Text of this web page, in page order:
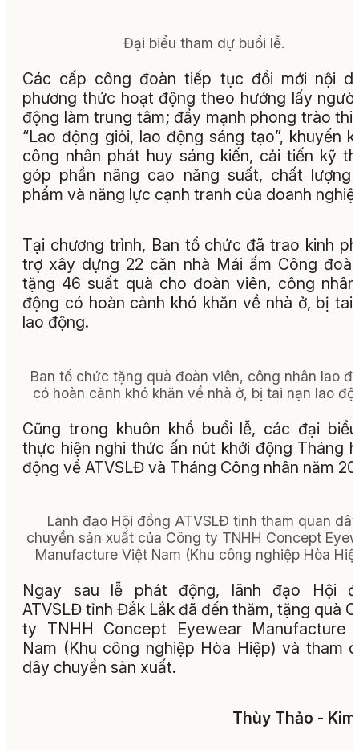
Đại biểu tham dự buổi lễ.
Các cấp công đoàn tiếp tục đổi mới nội
phương thức hoạt động theo hướng lấy
động làm trung tâm; đẩy mạnh phong trào thi
“Lao động giỏi, lao động sáng tạo”, khuyến
công nhân phát huy sáng kiến, cải tiến kỹ
góp phần nâng cao năng suất, chất lượng
phẩm và năng lực cạnh tranh của doanh
Tại chương trình, Ban tổ chức đã trao kinh
trợ xây dựng 22 căn nhà Mái ấm Công
tặng 46 suất quà cho đoàn viên, công
động có hoàn cảnh khó khăn về nhà ở, bị tai
lao động.
Ban tổ chức tặng quà đoàn viên, công nhân lao
có hoàn cảnh khó khăn về nhà ở, bị tai nạn lao
Cũng trong khuôn khổ buổi lễ, các đại
thực hiện nghi thức ấn nút khởi động Tháng
động về ATVSLĐ và Tháng Công nhân năm
Lãnh đạo Hội đồng ATVSLĐ tỉnh tham quan dây
chuyền sản xuất của Công ty TNHH Concept
Manufacture Việt Nam (Khu công nghiệp Hòa
Ngay sau lễ phát động, lãnh đạo Hội
ATVSLĐ tỉnh Đắk Lắk đã đến thăm, tặng quà
ty TNHH Concept Eyewear Manufacture
Nam (Khu công nghiệp Hòa Hiệp) và tham
dây chuyền sản xuất.
Thùy Thảo -